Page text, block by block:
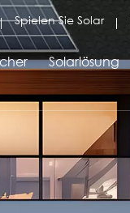
Spielen Sie Solar
Solarlösung